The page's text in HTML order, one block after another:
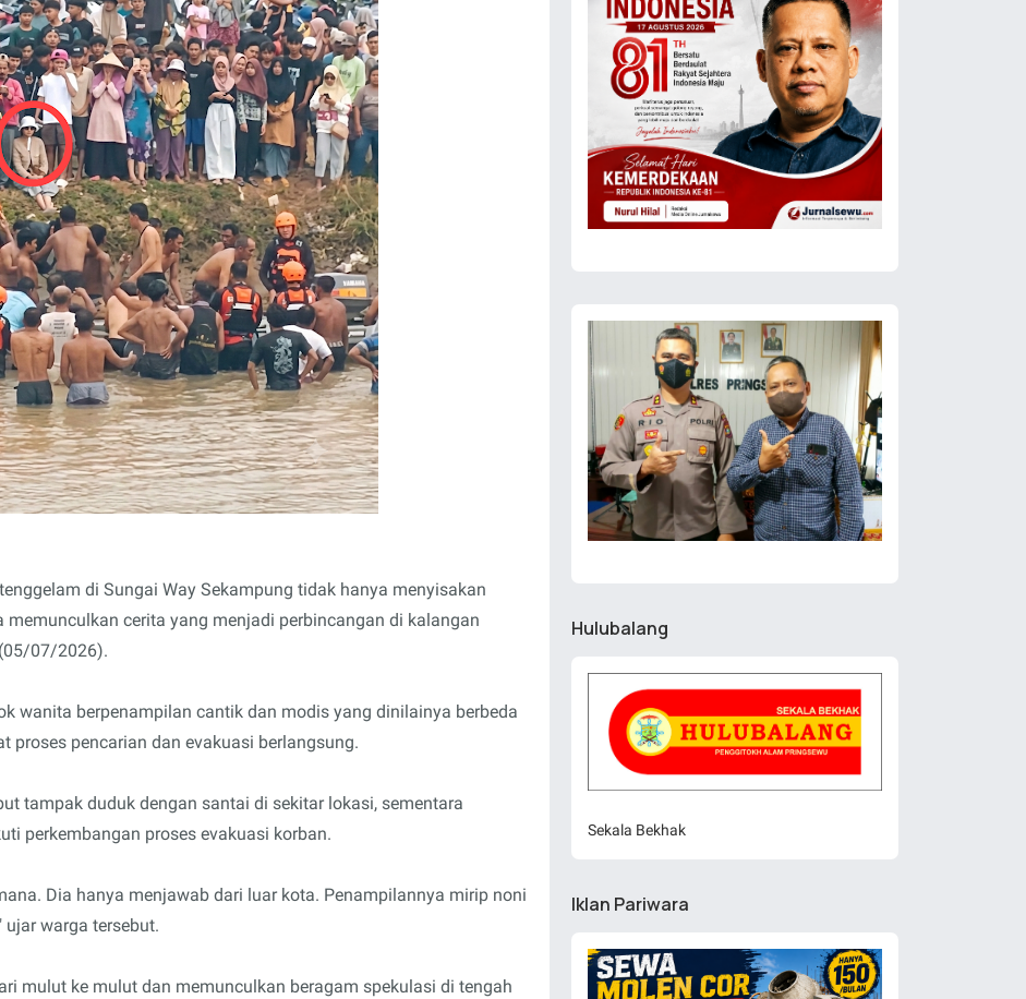
di Sungai Way Sekampung tidak hanya menyisakan
cerita yang menjadi perbincangan di kalangan
07/2026).
wanita berpenampilan cantik dan modis yang dinilainya berbeda
proses pencarian dan evakuasi berlangsung.
tampak duduk dengan santai di sekitar lokasi, sementara
perkembangan proses evakuasi korban.
Dia hanya menjawab dari luar kota. Penampilannya mirip noni
ujar warga tersebut.
mulut ke mulut dan memunculkan beragam spekulasi di tengah
Hulubalang
Sekala Bekhak
Iklan Pariwara